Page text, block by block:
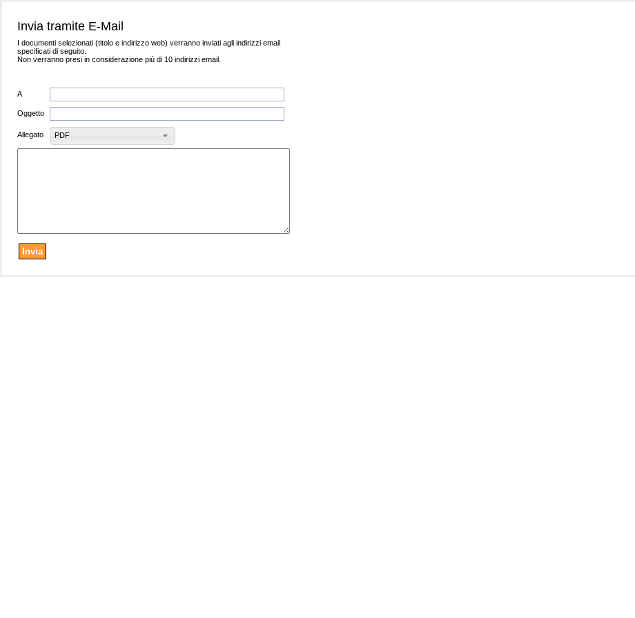
Invia tramite E-Mail
I documenti selezionati (titolo e indirizzo web) verranno inviati agli indirizzi email
specificati di seguito.
Non verranno presi in considerazione più di 10 indirizzi email.
A
Oggetto
Allegato PDF